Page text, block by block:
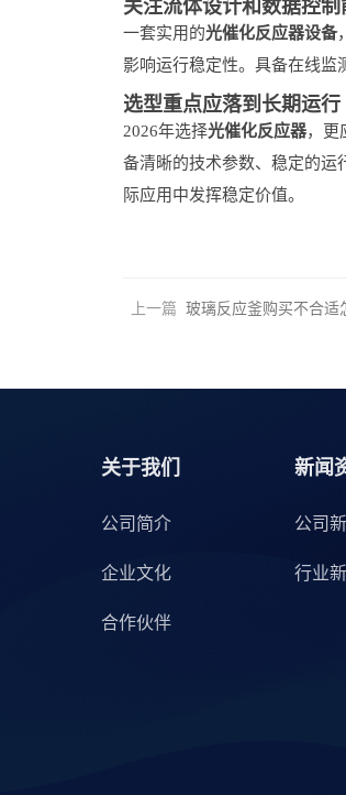
关注流体设计和数据控制
一套实用的光催化反应器设备
影响运行稳定性。具备在线监
选型重点应落到长期运行
2026年选择光催化反应器，更
备清晰的技术参数、稳定的运
际应用中发挥稳定价值。
上一篇 玻璃反应釜购买不合适
关于我们
公司简介
企业文化
合作伙伴
新闻
公司
行业